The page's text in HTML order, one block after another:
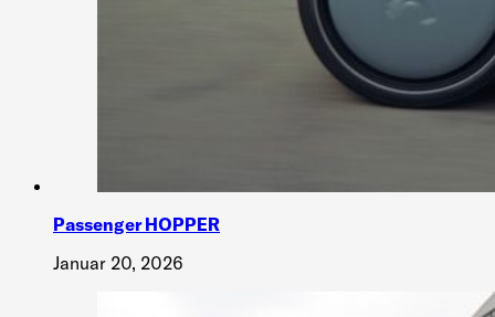
Passenger HOPPER
Januar 20, 2026